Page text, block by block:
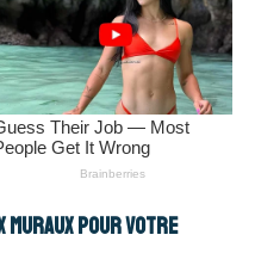
muraux pour votre